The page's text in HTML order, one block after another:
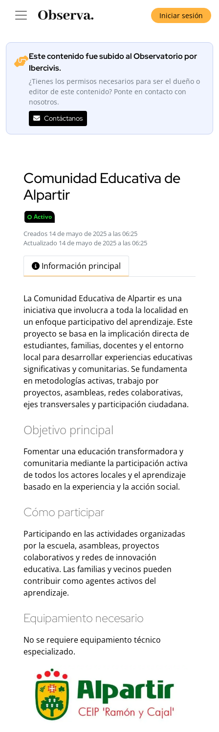
Iniciar sesión
Este contenido fue subido al Observatorio por
Ibercivis.
¿Tienes los permisos necesarios para ser el dueño o
editor de este contenido? Ponte en contacto con
nosotros.
Contáctanos
Comunidad Educativa de
Alpartir
Activo
Creados 14 de mayo de 2025 a las 06:25
Actualizado 14 de mayo de 2025 a las 06:25
Información principal
La Comunidad Educativa de Alpartir es una
iniciativa que involucra a toda la localidad en
un enfoque participativo del aprendizaje. Este
proyecto se basa en la implicación directa de
estudiantes, familias, docentes y el entorno
local para desarrollar experiencias educativas
significativas y comunitarias. Se fundamenta
en metodologías activas, trabajo por
proyectos, asambleas, redes colaborativas,
ejes transversales y participación ciudadana.
Objetivo principal
Fomentar una educación transformadora y
comunitaria mediante la participación activa
de todos los actores locales y el aprendizaje
basado en la experiencia y la acción social.
Cómo participar
Participando en las actividades organizadas
por la escuela, asambleas, proyectos
colaborativos y redes de innovación
educativa. Las familias y vecinos pueden
contribuir como agentes activos del
aprendizaje.
Equipamiento necesario
No se requiere equipamiento técnico
especializado.